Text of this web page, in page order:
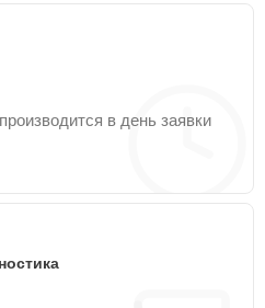
в день заявки